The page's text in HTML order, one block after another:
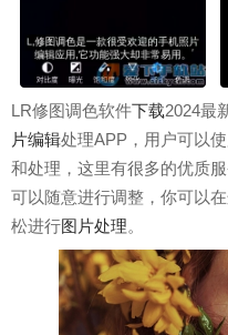
LR修图调色软件下载2024最
片编辑处理APP，用户可以
和处理，这里有很多的优质
可以随意进行调整，你可以
松进行图片处理。